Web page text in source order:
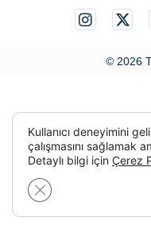
© 2026
Kullanıcı deneyimini
çalışmasını sağlamak
Detaylı bilgi için Çerez
GDPR çerez şeridini